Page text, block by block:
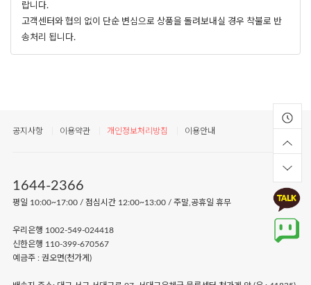
랍니다.
고객센터와 협의 없이 단순 변심으로 상품을 돌려보내실 경우 착불로 반
송처리 됩니다.
공지사항 이용약관 개인정보처리방침 이용안내
1644-2366
평일 10:00~17:00 / 점심시간 12:00~13:00 / 주말,공휴일 휴무
우리은행 1002-549-024418
신한은행 110-399-670567
예금주 : 권오면(천가게)